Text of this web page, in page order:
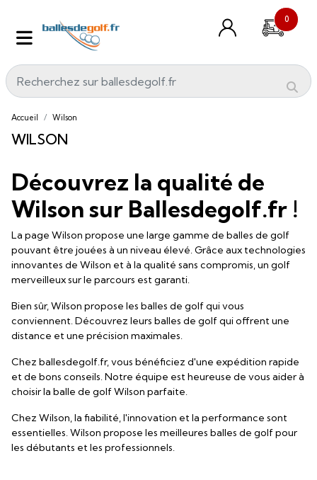
0
Accueil Wilson
WILSON
Découvrez la qualité de
Wilson sur Ballesdegolf.fr !
La page Wilson propose une large gamme de balles de golf
pouvant être jouées à un niveau élevé. Grâce aux technologies
innovantes de Wilson et à la qualité sans compromis, un golf
merveilleux sur le parcours est garanti.
Bien sûr, Wilson propose les balles de golf qui vous
conviennent. Découvrez leurs balles de golf qui offrent une
distance et une précision maximales.
Chez ballesdegolf.fr, vous bénéficiez d'une expédition rapide
et de bons conseils. Notre équipe est heureuse de vous aider à
choisir la balle de golf Wilson parfaite.
Chez Wilson, la fiabilité, l'innovation et la performance sont
essentielles. Wilson propose les meilleures balles de golf pour
les débutants et les professionnels.